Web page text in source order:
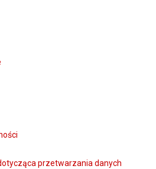
przetwarzania danych